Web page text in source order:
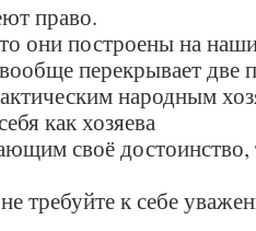
право.
они построены на
перекрывает две
народным
как хозяева
своё достоинство,
требуйте к себе